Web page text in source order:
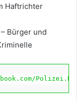
Haftrichter
Bürger und